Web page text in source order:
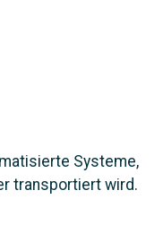
Systeme,
transportiert wird.